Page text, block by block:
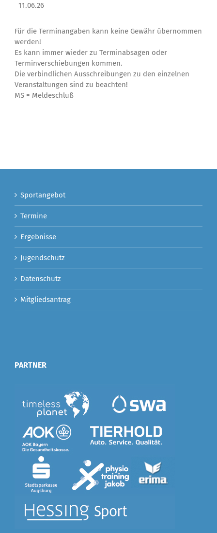
11.06.26
Für die Terminangaben kann keine Gewähr übernommen
werden!
Es kann immer wieder zu Terminabsagen oder
Terminverschiebungen kommen.
Die verbindlichen Ausschreibungen zu den einzelnen
Veranstaltungen sind zu beachten!
MS = Meldeschluß
Sportangebot
Termine
Ergebnisse
Jugendschutz
Datenschutz
Mitgliedsantrag
PARTNER